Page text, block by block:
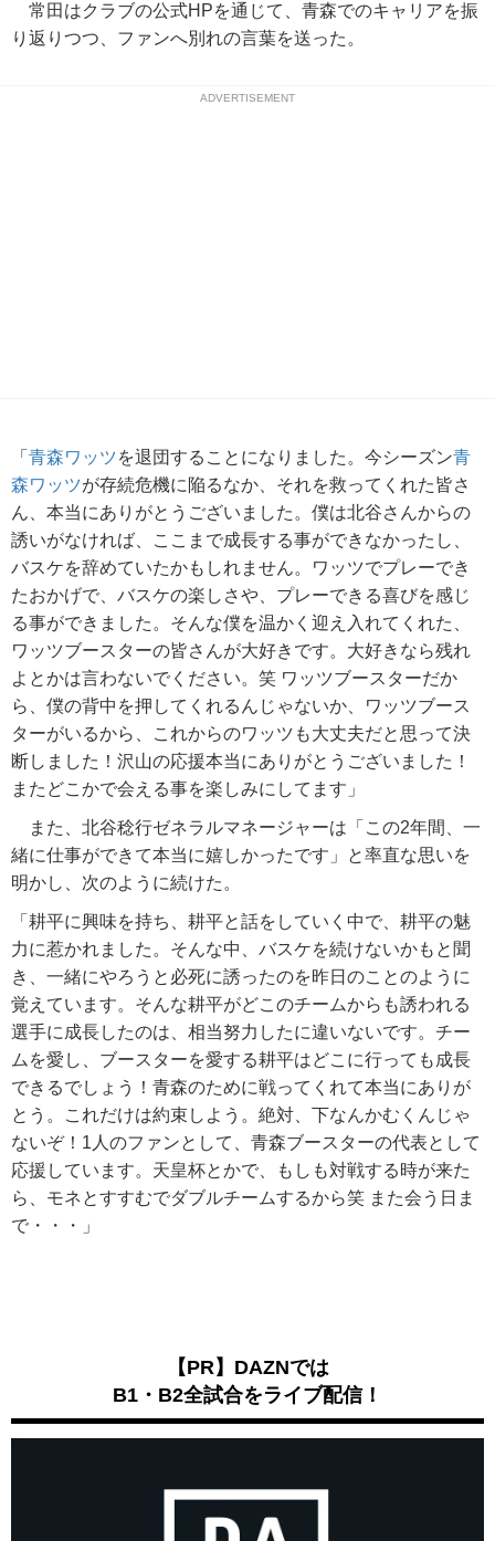
常田はクラブの公式HPを通じて、青森でのキャリアを振
り返りつつ、ファンへ別れの言葉を送った。
ADVERTISEMENT
「 青森ワッツを退団することになりました。今シーズン青
森ワッツが存続危機に陥るなか、それを救ってくれた皆さ
ん、本当にありがとうございました。僕は北谷さんからの
誘いがなければ、ここまで成長する事ができなかったし、
バスケを辞めていたかもしれません。ワッツでプレーでき
たおかげで、バスケの楽しさや、プレーできる喜びを感じ
る事ができました。そんな僕を温かく迎え入れてくれた、
ワッツブースターの皆さんが大好きです。大好きなら残れ
よとかは言わないでください。笑 ワッツブースターだか
ら、僕の背中を押してくれるんじゃないか、ワッツブース
ターがいるから、これからのワッツも大丈夫だと思って決
断しました！沢山の応援本当にありがとうございました！
またどこかで会える事を楽しみにしてます」
また、北谷稔行ゼネラルマネージャーは「この2年間、一
緒に仕事ができて本当に嬉しかったです」と率直な思いを
明かし、次のように続けた。
「耕平に興味を持ち、耕平と話をしていく中で、耕平の魅
力に惹かれました。そんな中、バスケを続けないかもと聞
き、一緒にやろうと必死に誘ったのを昨日のことのように
覚えています。そんな耕平がどこのチームからも誘われる
選手に成長したのは、相当努力したに違いないです。チー
ムを愛し、ブースターを愛する耕平はどこに行っても成長
できるでしょう！青森のために戦ってくれて本当にありが
とう。これだけは約束しよう。絶対、下なんかむくんじゃ
ないぞ！1人のファンとして、青森ブースターの代表として
応援しています。天皇杯とかで、もしも対戦する時が来た
ら、モネとすすむでダブルチームするから笑 また会う日ま
で・・・」
【PR】DAZNでは
B1・B2全試合をライブ配信！